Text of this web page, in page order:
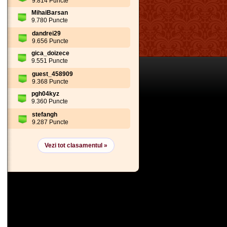
MihaiBarsan
9.780 Puncte
dandrei29
9.656 Puncte
gica_doizece
9.551 Puncte
guest_458909
9.368 Puncte
pgh04kyz
9.360 Puncte
stefangh
9.287 Puncte
Vezi tot clasamentul »